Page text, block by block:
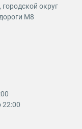
округ
М8
22:00